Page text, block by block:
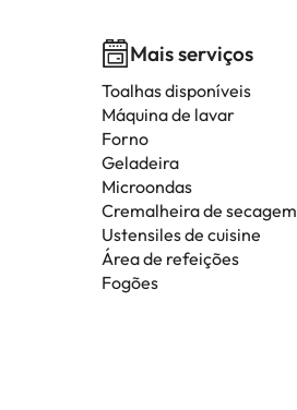
Mais serviços
Toalhas disponíveis
Máquina de lavar
Forno
Geladeira
Microondas
Cremalheira de secagem
Ustensiles de cuisine
Área de refeições
Fogões